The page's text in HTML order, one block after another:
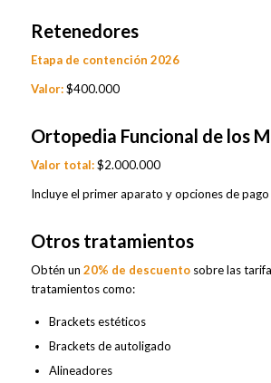
Retenedores
Etapa de contención 2026
Valor:$400.000
Ortopedia Funcional de los
Valor total:$2.000.000
Incluye el primer aparato y opciones de pago
Otros tratamientos
Obtén un 20% de descuentosobre las
tratamientos como:
Brackets estéticos
Brackets de autoligado
Alineadores